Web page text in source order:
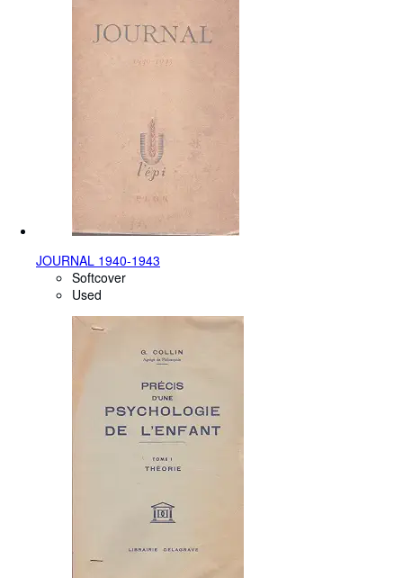
JOURNAL 1940-1943
Softcover
Used